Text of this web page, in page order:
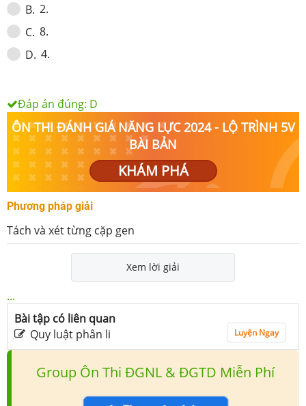
B. 2.
C. 8.
D. 4.
Đáp án đúng: D
ÔN THI ĐÁNH GIÁ NĂNG LỰC 2024 - LỘ TRÌNH 5V
BÀI BẢN
KHÁM PHÁ
Phương pháp giải
Tách và xét từng cặp gen
Xem lời giải
...
Bài tập có liên quan
Quy luật phân li
Luyện Ngay
Group Ôn Thi ĐGNL & ĐGTD Miễn Phí